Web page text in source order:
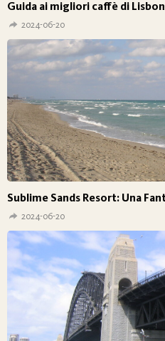
Guida ai migliori caffè di
2024-06-20
Sublime Sands Resort: Una
2024-06-20